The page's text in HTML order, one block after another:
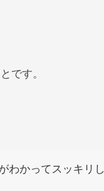
です。
わかってスッキリし